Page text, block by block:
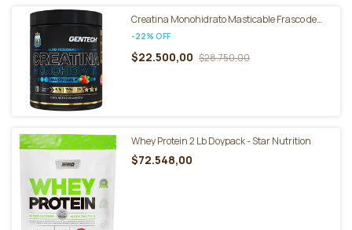
Creatina Monohidrato Masticable Frasco de
-22% OFF
$22.500,00 $28.750,00
Whey Protein 2 Lb Doypack - Star Nutrition
$72.548,00